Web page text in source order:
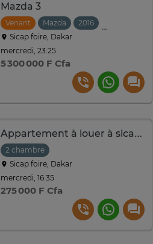
Mazda 3
Venant Mazda 2016
Sicap foire, Dakar
mercredi, 23:25
5 300 000 F Cfa
Appartement à louer à sicap foire
2 chambre
Sicap foire, Dakar
mercredi, 16:35
275 000 F Cfa